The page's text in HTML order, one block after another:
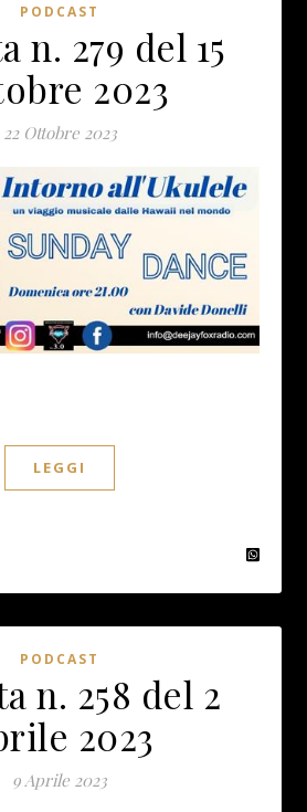
PODCAST
n. 279 del 15
2023
22 Ottobre 2023
LEGGI
PODCAST
n. 258 del 2
2023
9 Aprile 2023